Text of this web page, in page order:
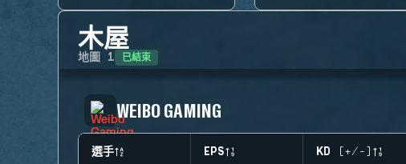
木屋
地圖 1 已結束
WEIBO GAMING
選手 EPS KD (+/-)